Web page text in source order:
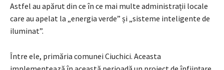
Astfel au apărut din ce în ce mai multe administrații locale
care au apelat la „energia verde” și „sisteme inteligente de
iluminat”.
Între ele, primăria comunei Ciuchici. Aceasta